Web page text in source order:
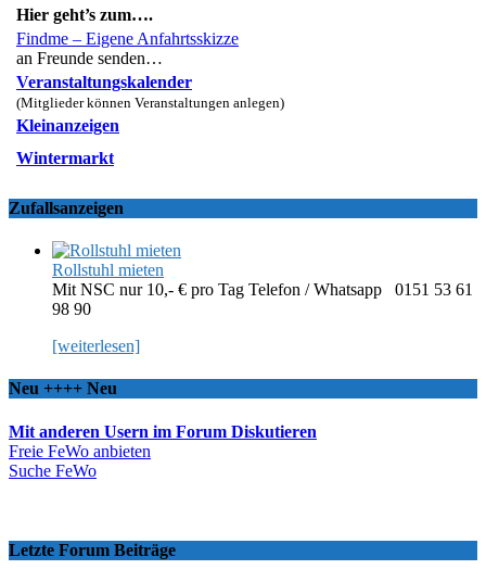
Hier geht’s zum….
Findme – Eigene Anfahrtsskizze
an Freunde senden…
Veranstaltungskalender
(Mitglieder können Veranstaltungen anlegen)
Kleinanzeigen
Wintermarkt
Zufallsanzeigen
Rollstuhl mieten
Mit NSC nur 10,- € pro Tag Telefon / Whatsapp 0151 53 61
98 90
[weiterlesen]
Neu ++++ Neu
Mit anderen Usern im Forum Diskutieren
Freie FeWo anbieten
Suche FeWo
Letzte Forum Beiträge